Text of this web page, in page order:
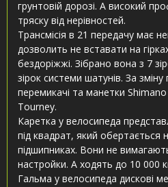
грунтовій дорозі. А високий
тряску від нерівностей.
Трансмісія в 21 передачу має
дозволить не вставати на
бездоріжжі. Зібрано вона з 7
зірок системи шатунів. За
перемикачі та манетки
Tourney.
Каретка у велосипеда
під квадрат, який обертається
підшипниках. Вони не
настройки. А ходять до 10 000
Гальма у велосипеда дискові